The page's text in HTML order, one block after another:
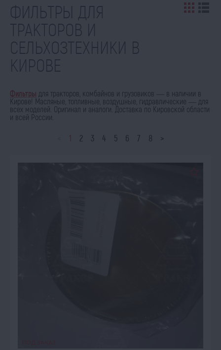
ФИЛЬТРЫ ДЛЯ
ТРАКТОРОВ И
СЕЛЬХОЗТЕХНИКИ В
КИРОВЕ
Фильтры для тракторов, комбайнов и грузовиков — в наличии в
Кирове! Масляные, топливные, воздушные, гидравлические — для
всех моделей. Оригинал и аналоги. Доставка по Кировской области
и всей России.
1 2 3 4 5 6 7 8 >